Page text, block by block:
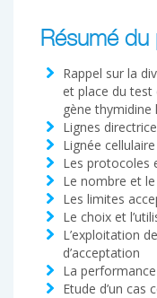
Résumé du
Rappel sur la
et place du
gène thymidine
Lignes
Lignée
Les protocoles
Le nombre et
Les limites
Le choix et
L’exploitation
d’acceptation
La
Etude d’un cas